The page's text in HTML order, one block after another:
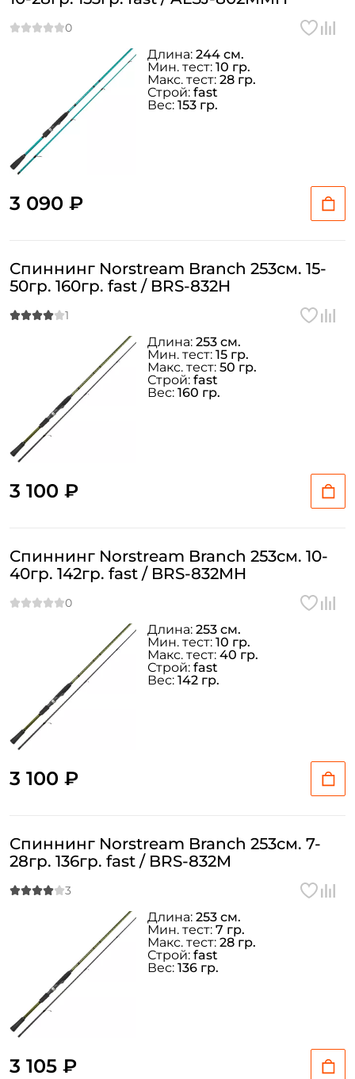
3 090 ₽
Длина: 244 см.
Мин. тест: 10 гр.
Макс. тест: 28 гр.
Строй: fast
Вес: 153 гр.
Спиннинг Norstream Branch 253см. 15-
50гр. 160гр. fast / BRS-832H
3 100 ₽
Длина: 253 см.
Мин. тест: 15 гр.
Макс. тест: 50 гр.
Строй: fast
Вес: 160 гр.
Спиннинг Norstream Branch 253см. 10-
40гр. 142гр. fast / BRS-832MH
3 100 ₽
Длина: 253 см.
Мин. тест: 10 гр.
Макс. тест: 40 гр.
Строй: fast
Вес: 142 гр.
Спиннинг Norstream Branch 253см. 7-
28гр. 136гр. fast / BRS-832M
3 105 ₽
Длина: 253 см.
Мин. тест: 7 гр.
Макс. тест: 28 гр.
Строй: fast
Вес: 136 гр.